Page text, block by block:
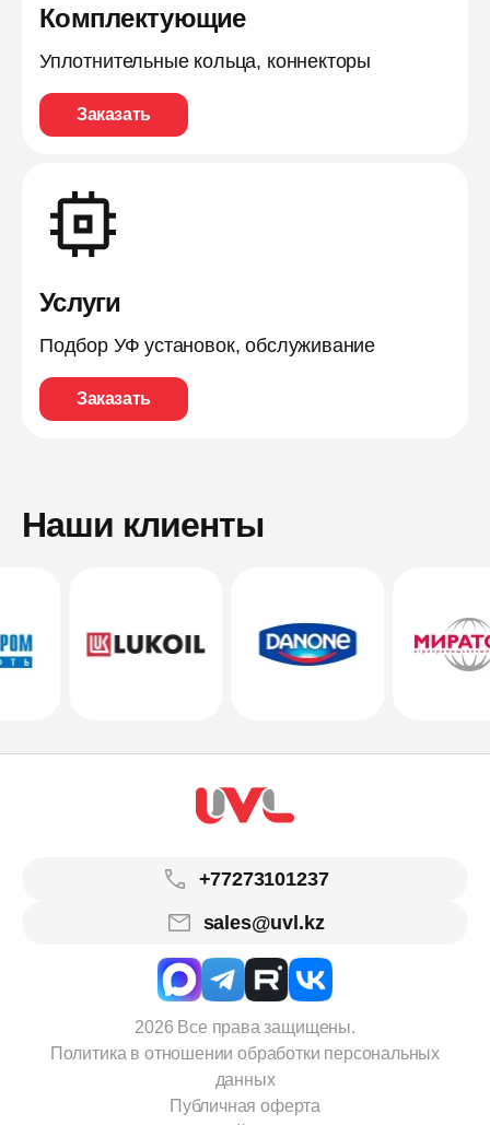
Комплектующие
Уплотнительные кольца, коннекторы
Заказать
Услуги
Подбор УФ установок, обслуживание
Заказать
Наши клиенты
+77273101237
sales@uvl.kz
2026 Все права защищены.
Политика в отношении обработки персональных
данных
Публичная оферта